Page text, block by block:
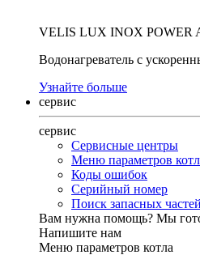
VELIS LUX INOX POWER
Водонагреватель с
Узнайте больше
сервис
сервис
Сервисные центры
Меню параметров
Коды ошибок
Серийный номер
Поиск запасных частей
Вам нужна помощь? Мы
Напишите нам
Меню параметров котла